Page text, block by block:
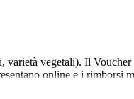
vegetali). Il
online e i rimborsi